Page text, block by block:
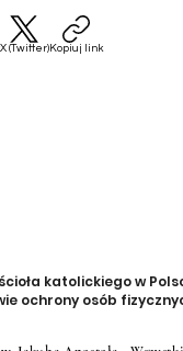
X (Twitter)Kopiuj link
katolickiego w
ochrony osób